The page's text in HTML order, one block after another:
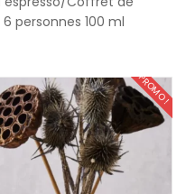
personnes 100 ml
PROMO !